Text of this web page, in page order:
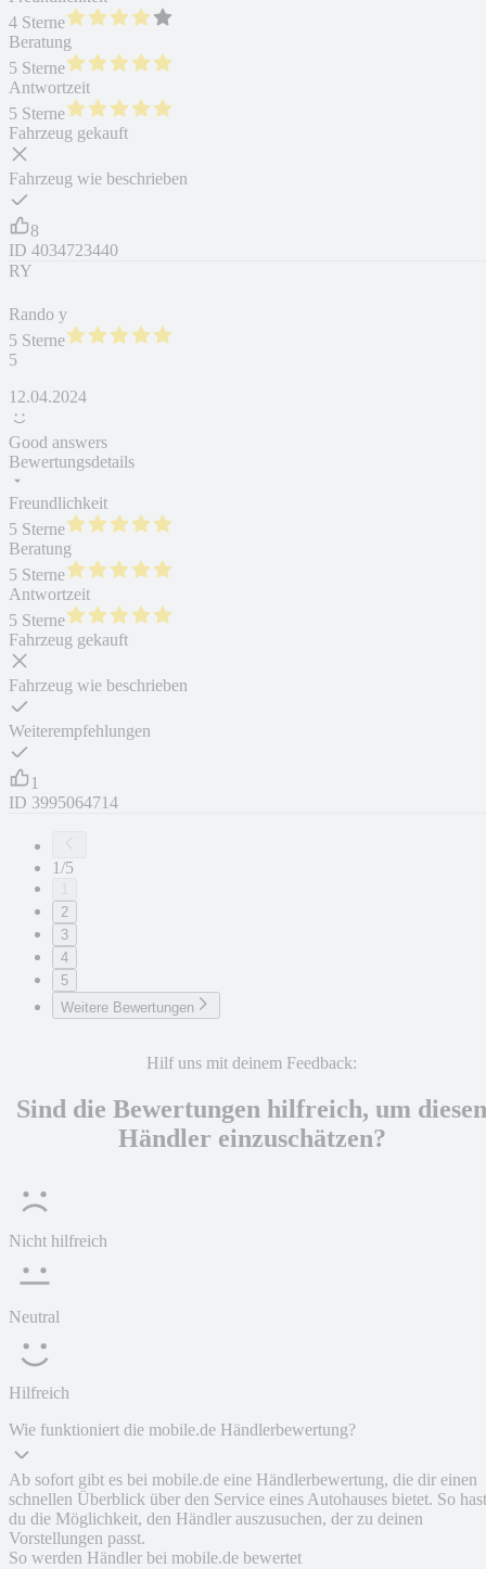
4 Sterne
Beratung
5 Sterne
Antwortzeit
5 Sterne
Fahrzeug gekauft
Fahrzeug wie beschrieben
8
ID 4034723440
RY
Rando y
5 Sterne
5
12.04.2024
Good answers
Bewertungsdetails
Freundlichkeit
5 Sterne
Beratung
5 Sterne
Antwortzeit
5 Sterne
Fahrzeug gekauft
Fahrzeug wie beschrieben
Weiterempfehlungen
1
ID 3995064714
1/5
2
3
4
5
Weitere Bewertungen
Hilf uns mit deinem Feedback:
Sind die Bewertungen hilfreich, um diesen
Händler einzuschätzen?
Nicht hilfreich
Neutral
Hilfreich
Wie funktioniert die mobile.de Händlerbewertung?
Ab sofort gibt es bei mobile.de eine Händlerbewertung, die dir einen
schnellen Überblick über den Service eines Autohauses bietet. So hast
du die Möglichkeit, den Händler auszusuchen, der zu deinen
Vorstellungen passt.
So werden Händler bei mobile.de bewertet